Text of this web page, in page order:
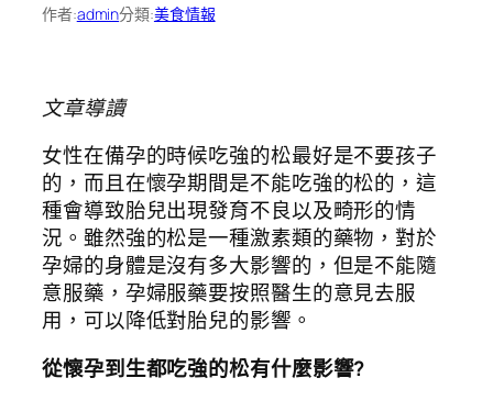
作者:admin分類:美食情報
文章導讀
女性在備孕的時候吃強的松最好是不要孩子
的，而且在懷孕期間是不能吃強的松的，這
種會導致胎兒出現發育不良以及畸形的情
況。雖然強的松是一種激素類的藥物，對於
孕婦的身體是沒有多大影響的，但是不能隨
意服藥，孕婦服藥要按照醫生的意見去服
用，可以降低對胎兒的影響。
從懷孕到生都吃強的松有什麼影響?